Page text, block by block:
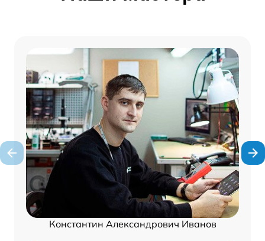
Константин Александрович Иванов